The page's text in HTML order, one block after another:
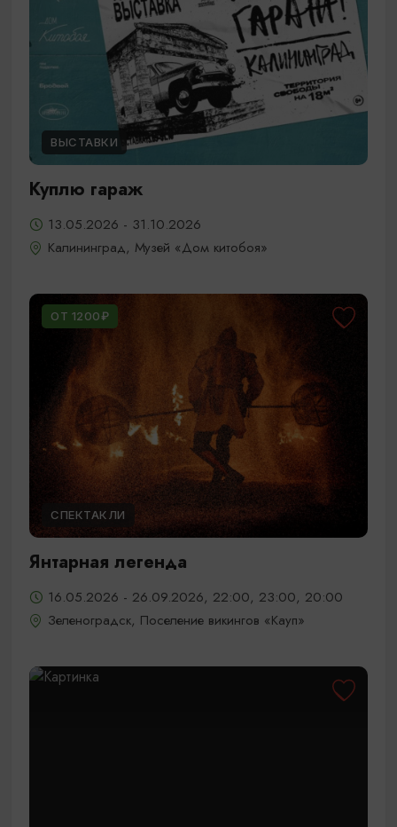
ВЫСТАВКИ
Куплю гараж
13.05.2026 - 31.10.2026
Калининград, Музей «Дом китобоя»
ОТ 1200₽
СПЕКТАКЛИ
Янтарная легенда
16.05.2026 - 26.09.2026, 22:00, 23:00, 20:00
Зеленоградск, Поселение викингов «Кауп»